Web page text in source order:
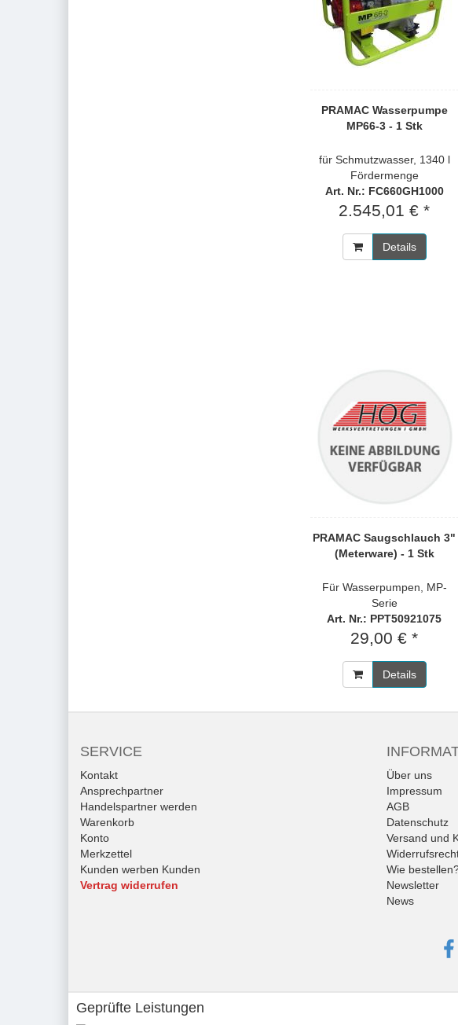
PRAMAC Wasserpumpe
MP66-3 - 1 Stk
für Schmutzwasser, 1340 l
Fördermenge
Art. Nr.: FC660GH1000
2.545,01 € *
Details
PRAMAC Saugschlauch 3"
(Meterware) - 1 Stk
Für Wasserpumpen, MP-
Serie
Art. Nr.: PPT50921075
29,00 € *
Details
SERVICE
Kontakt
Ansprechpartner
Handelspartner werden
Warenkorb
Konto
Merkzettel
Kunden werben Kunden
Vertrag widerrufen
Über uns
Impressum
AGB
Datenschutz
Versand und
Wie
Newsletter
News
Geprüfte Leistungen